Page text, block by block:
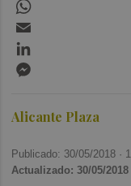
Alicante Plaza
Publicado: 30/05/2018 ·
Actualizado: 30/05/2018